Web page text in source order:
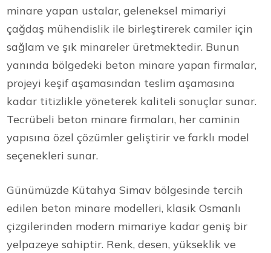
minare yapan ustalar, geleneksel mimariyi
çağdaş mühendislik ile birleştirerek camiler için
sağlam ve şık minareler üretmektedir. Bunun
yanında bölgedeki beton minare yapan firmalar,
projeyi keşif aşamasından teslim aşamasına
kadar titizlikle yöneterek kaliteli sonuçlar sunar.
Tecrübeli beton minare firmaları, her caminin
yapısına özel çözümler geliştirir ve farklı model
seçenekleri sunar.
Günümüzde Kütahya Simav bölgesinde tercih
edilen beton minare modelleri, klasik Osmanlı
çizgilerinden modern mimariye kadar geniş bir
yelpazeye sahiptir. Renk, desen, yükseklik ve